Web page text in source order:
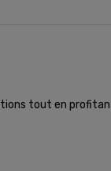
tout en